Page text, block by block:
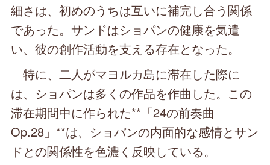
細さは、初めのうちは互いに補完し合う関係
であった。サンドはショパンの健康を気遣
い、彼の創作活動を支える存在となった。
特に、二人がマヨルカ島に滞在した際に
は、ショパンは多くの作品を作曲した。この
滞在期間中に作られた**「24の前奏曲
Op.28」**は、ショパンの内面的な感情とサン
ドとの関係性を色濃く反映している。